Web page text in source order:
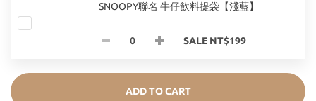
SNOOPY聯名 牛仔飲料提袋【淺藍】
SALE NT$199
ADD TO CART